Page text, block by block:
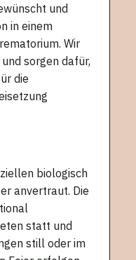
und
in einem
Wir
sorgen dafür,
die
biologisch
anvertraut. Die
statt und
still oder im